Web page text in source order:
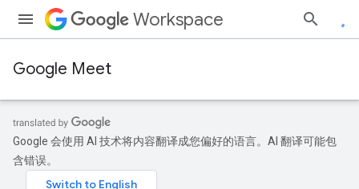
Workspace
Google Meet
Google 会使用 AI 技术将内容翻译成您偏好的语言。AI 翻译可能包
含错误。